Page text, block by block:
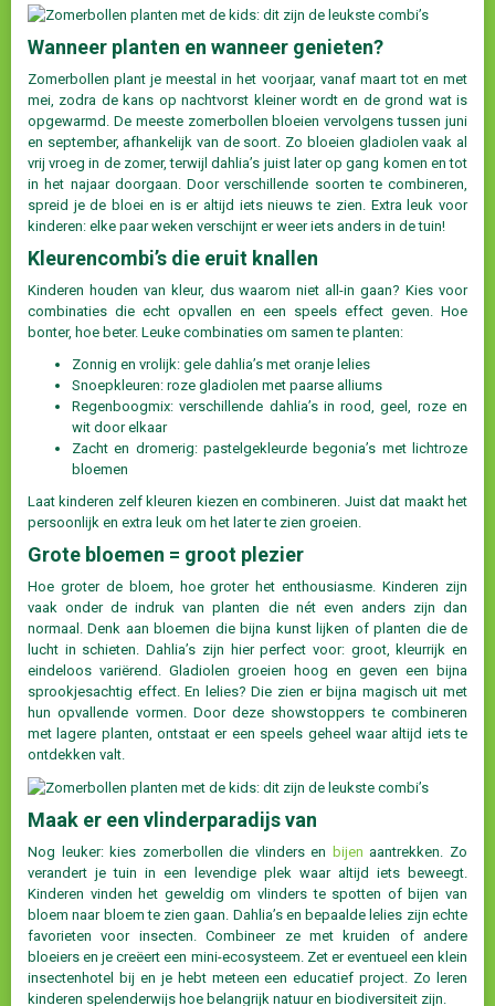
Wanneer planten en wanneer genieten?
Zomerbollen plant je meestal in het voorjaar, vanaf maart tot en met
mei, zodra de kans op nachtvorst kleiner wordt en de grond wat is
opgewarmd. De meeste zomerbollen bloeien vervolgens tussen juni
en september, afhankelijk van de soort. Zo bloeien gladiolen vaak al
vrij vroeg in de zomer, terwijl dahlia’s juist later op gang komen en tot
in het najaar doorgaan. Door verschillende soorten te combineren,
spreid je de bloei en is er altijd iets nieuws te zien. Extra leuk voor
kinderen: elke paar weken verschijnt er weer iets anders in de tuin!
Kleurencombi’s die eruit knallen
Kinderen houden van kleur, dus waarom niet all-in gaan? Kies voor
combinaties die echt opvallen en een speels effect geven. Hoe
bonter, hoe beter. Leuke combinaties om samen te planten:
Zonnig en vrolijk: gele dahlia’s met oranje lelies
Snoepkleuren: roze gladiolen met paarse alliums
Regenboogmix: verschillende dahlia’s in rood, geel, roze en
wit door elkaar
Zacht en dromerig: pastelgekleurde begonia’s met lichtroze
bloemen
Laat kinderen zelf kleuren kiezen en combineren. Juist dat maakt het
persoonlijk en extra leuk om het later te zien groeien.
Grote bloemen = groot plezier
Hoe groter de bloem, hoe groter het enthousiasme. Kinderen zijn
vaak onder de indruk van planten die nét even anders zijn dan
normaal. Denk aan bloemen die bijna kunst lijken of planten die de
lucht in schieten. Dahlia’s zijn hier perfect voor: groot, kleurrijk en
eindeloos variërend. Gladiolen groeien hoog en geven een bijna
sprookjesachtig effect. En lelies? Die zien er bijna magisch uit met
hun opvallende vormen. Door deze showstoppers te combineren
met lagere planten, ontstaat er een speels geheel waar altijd iets te
ontdekken valt.
Maak er een vlinderparadijs van
Nog leuker: kies zomerbollen die vlinders en bijen aantrekken. Zo
verandert je tuin in een levendige plek waar altijd iets beweegt.
Kinderen vinden het geweldig om vlinders te spotten of bijen van
bloem naar bloem te zien gaan. Dahlia’s en bepaalde lelies zijn echte
favorieten voor insecten. Combineer ze met kruiden of andere
bloeiers en je creëert een mini-ecosysteem. Zet er eventueel een klein
insectenhotel bij en je hebt meteen een educatief project. Zo leren
kinderen spelenderwijs hoe belangrijk natuur en biodiversiteit zijn.